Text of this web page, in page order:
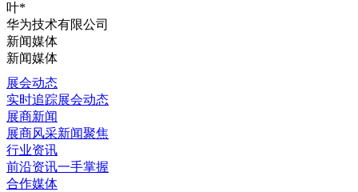
叶*
华为技术有限公司
新闻媒体
新闻媒体
展会动态
实时追踪展会动态
展商新闻
展商风采新闻聚焦
行业资讯
前沿资讯一手掌握
合作媒体